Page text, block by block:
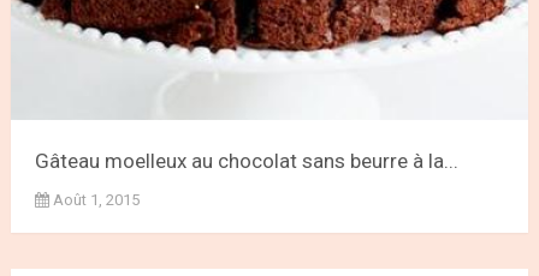
Gâteau moelleux au chocolat sans beurre à la...
Août 1, 2015